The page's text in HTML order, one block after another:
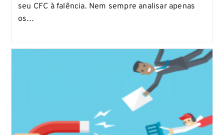
seu CFC à falência. Nem sempre analisar apenas
os…